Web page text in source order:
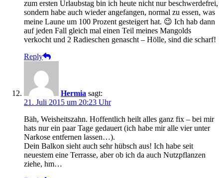
zum ersten Urlaubstag bin ich heute nicht nur beschwerdefrei,
sondern habe auch wieder angefangen, normal zu essen, was
meine Laune um 100 Prozent gesteigert hat. 😉 Ich hab dann
auf jeden Fall gleich mal einen Teil meines Mangolds
verkocht und 2 Radieschen genascht – Hölle, sind die scharf!
Reply
Hermia sagt:
21. Juli 2015 um 20:23 Uhr
Bäh, Weisheitszahn. Hoffentlich heilt alles ganz fix – bei mir
hats nur ein paar Tage gedauert (ich habe mir alle vier unter
Narkose entfernen lassen…).
Dein Balkon sieht auch sehr hübsch aus! Ich habe seit
neuestem eine Terrasse, aber ob ich da auch Nutzpflanzen
ziehe, hm…